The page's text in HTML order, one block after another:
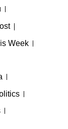
Week